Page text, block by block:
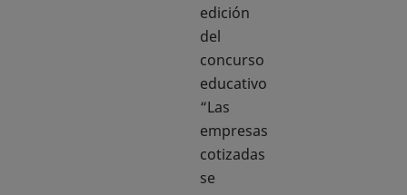
edición
del
concurso
educativo
“Las
empresas
cotizadas
se